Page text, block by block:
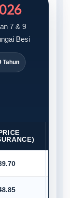
7 & 9
Besi
Tahun